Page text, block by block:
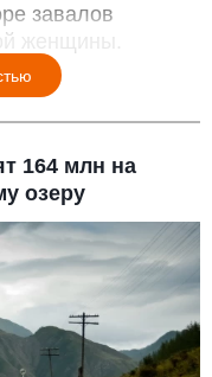
завалов
женщины.
164 млн на
озеру